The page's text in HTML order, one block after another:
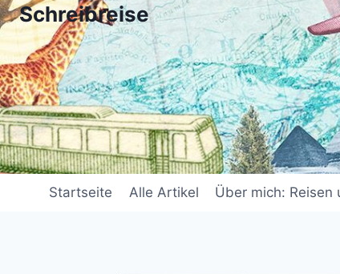
Schreibreise
Startseite Alle Artikel Über mich: Reisen